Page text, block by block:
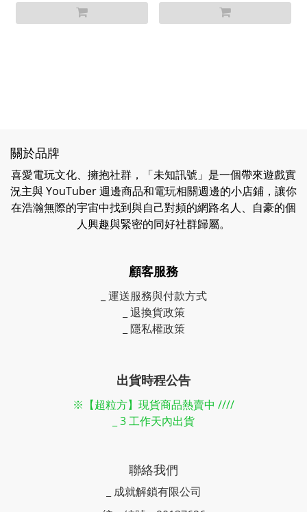
關於品牌
喜愛電玩文化、擁抱社群，「未知訊號」是一個帶來遊戲實
況主與 YouTuber 週邊商品和電玩相關週邊的小店鋪，讓你
在浩瀚無際的宇宙中找到與自己對頻的網路名人、自豪的個
人興趣與緊密的同好社群歸屬。
顧客服務
運送服務與付款方式
退換貨政策
隱私權政策
出貨時程公告
※【超粒方】現貨商品熱賣中 ////
_ 3 工作天內出貨
聯絡我們
_ 成就解鎖有限公司